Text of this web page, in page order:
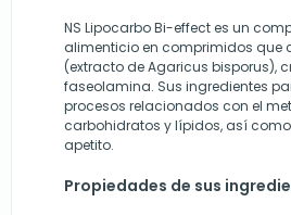
NS Lipocarbo Bi-effect es un
alimenticio en comprimidos que
(extracto de Agaricus bisporus),
faseolamina. Sus ingredientes
procesos relacionados con el
carbohidratos y lípidos, así
apetito.
Propiedades de sus